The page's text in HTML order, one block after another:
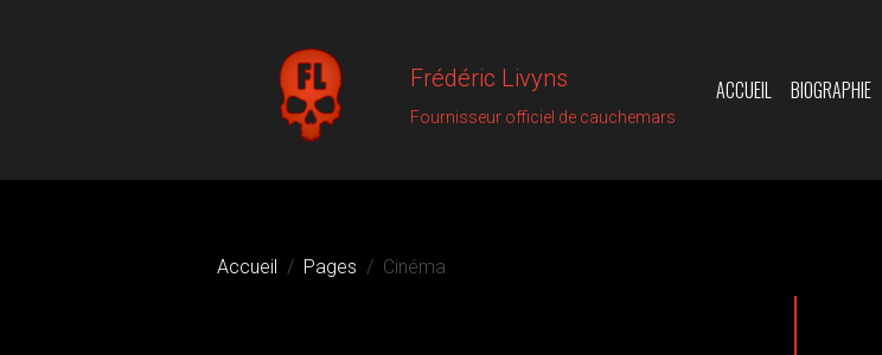
Frédéric Livyns
Fournisseur officiel de cauchemars
ACCUEIL BIOGRAPHIE
Accueil Pages Cinéma